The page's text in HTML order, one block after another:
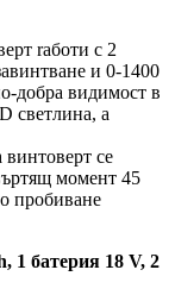
rаботи с 2
и 0-1400
добра видимост в
светлина, а
се
момент 45
пробиване
1 батерия 18 V, 2